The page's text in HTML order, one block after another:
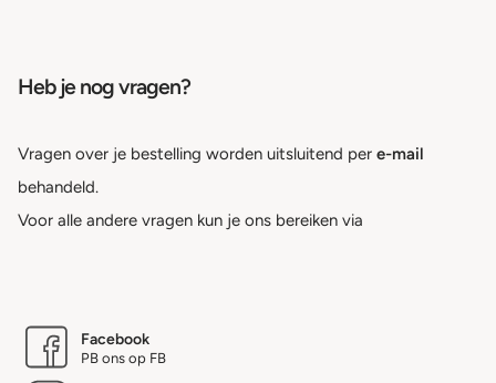
Heb je nog vragen?
Vragen over je bestelling worden uitsluitend per e-mail
behandeld.
Voor alle andere vragen kun je ons bereiken via
Facebook
PB ons op FB